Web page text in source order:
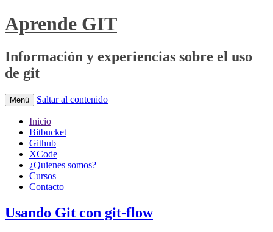
Aprende GIT
Información y experiencias sobre el uso
de git
Menú Saltar al contenido
Inicio
Bitbucket
Github
XCode
¿Quienes somos?
Cursos
Contacto
Usando Git con git-flow